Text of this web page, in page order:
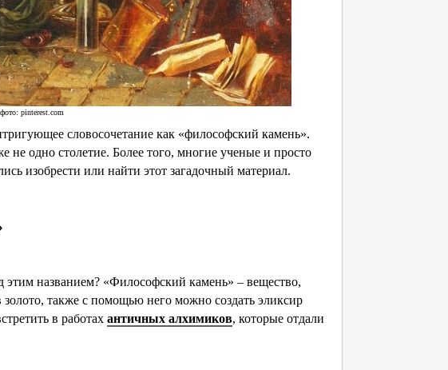
фото: pinterest.com
словосочетание как «философский камень».
не одно столетие. Более того, многие ученые и просто
изобрести или найти этот загадочный материал.
этим названием? «Философский камень» – вещество,
также с помощью него можно создать эликсир
в работах античных алхимиков, которые отдали